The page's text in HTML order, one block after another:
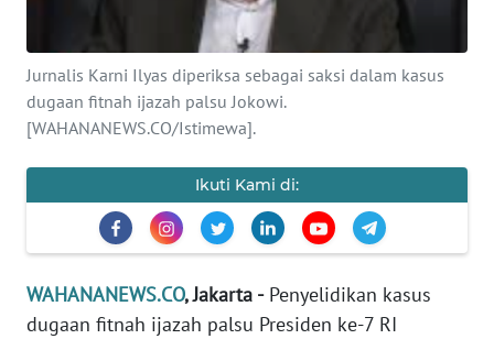
Jurnalis Karni Ilyas diperiksa sebagai saksi dalam kasus
dugaan fitnah ijazah palsu Jokowi.
[WAHANANEWS.CO/Istimewa].
Ikuti Kami di:
WAHANANEWS.CO, Jakarta -Penyelidikan kasus
dugaan fitnah ijazah palsu Presiden ke-7 RI
SERBA-SERBI
PENDIDIKAN
OPINI